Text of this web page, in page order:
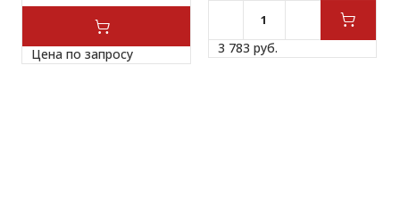
Цена по запросу 3 783 руб.